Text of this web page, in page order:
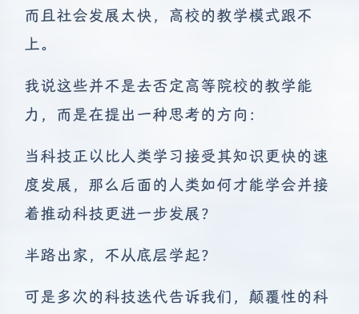
而且社会发展太快，高校的教学模式跟不
上。
我说这些并不是去否定高等院校的教学能
力，而是在提出一种思考的方向：
当科技正以比人类学习接受其知识更快的速
度发展，那么后面的人类如何才能学会并接
着推动科技更进一步发展？
半路出家，不从底层学起？
可是多次的科技迭代告诉我们，颠覆性的科